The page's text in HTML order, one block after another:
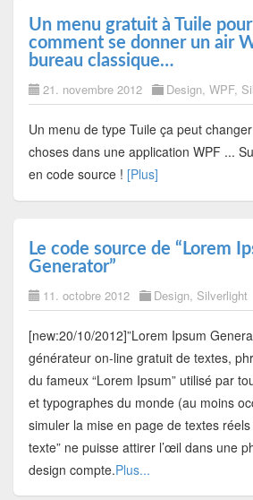
Un menu gratuit à Tuile
comment se donner un air
bureau classique…
21. novembre 2012 Design, WPF,
Un menu de type Tuile ça peut
choses dans une application WPF ...
en code source ! [Plus]
Le code source de “Lorem
Generator”
11. octobre 2012 Design, Silverlight
[new:20/10/2012]”Lorem Ipsum
générateur on-line gratuit de textes,
du fameux “Lorem Ipsum” utilisé par
et typographes du monde (au moins
simuler la mise en page de textes
texte” ne puisse attirer l’œil dans une
design compte.Plus...